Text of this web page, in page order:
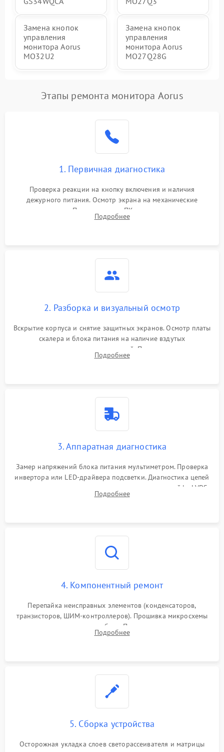
Замена кнопок
управления
монитора Aorus
MO32U2
Замена кнопок
управления
монитора Aorus
MO27Q28G
Этапы ремонта монитора Aorus
1. Первичная диагностика
Проверка реакции на кнопку включения и наличия
дежурного питания. Осмотр экрана на механические
повреждения. Подключение к ПК для оценки вывода
изображения, работы подсветки и выявления артефактов на
Подробнее
2. Разборка и визуальный осмотр
Вскрытие корпуса и снятие защитных экранов. Осмотр платы
скалера и блока питания на наличие вздутых
конденсаторов, прогаров, окислений. Проверка надежности
контактов и целостности шлейфов матрицы.
Подробнее
3. Аппаратная диагностика
Замер напряжений блока питания мультиметром. Проверка
инвертора или LED-драйвера подсветки. Диагностика цепей
питания скалера и тестирование сигналов на шлейфе LVDS
Подробнее
4. Компонентный ремонт
Перепайка неисправных элементов (конденсаторов,
транзисторов, ШИМ-контроллеров). Прошивка микросхемы
памяти при программных сбоях. При поломке подсветки —
разборка матрицы и замена выгоревших светодиодов.
Подробнее
5. Сборка устройства
Осторожная укладка слоев светорассеивателя и матрицы